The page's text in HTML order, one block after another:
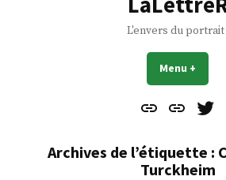
L'envers du portrait
Menu +
Contact
À
Mes
Archives de l’étiquette :
Turckheim